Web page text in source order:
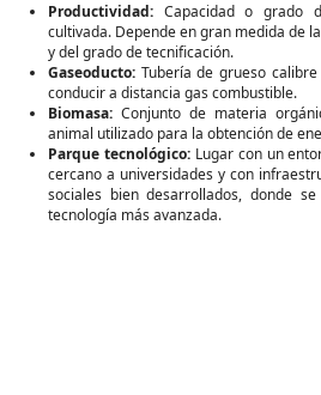
Productividad: Capacidad o grado
cultivada. Depende en gran medida de
y del grado de tecnificación.
Gaseoducto: Tubería de grueso
conducir a distancia gas combustible.
Biomasa: Conjunto de materia
animal utilizado para la obtención de
Parque tecnológico:Lugar con un
cercano a universidades y con
sociales bien desarrollados, donde
tecnología más avanzada.